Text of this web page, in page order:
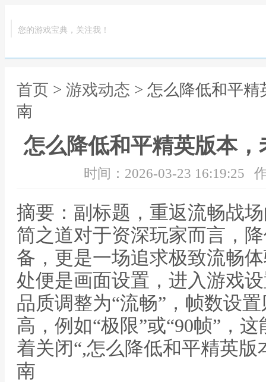
您的游戏宝典，关注我！
首页 > 游戏动态 > 怎么降低和平
南
怎么降低和平精英版本
时间：2026-03-23 16:19:25
摘要：副标题，重返流畅战
简之道对于资深玩家而言，
备，更是一场追求极致流畅
处便是画面设置，进入游戏
品质调整为“流畅”，帧数设
高，例如“极限”或“90帧”，
着关闭“,怎么降低和平精英
南